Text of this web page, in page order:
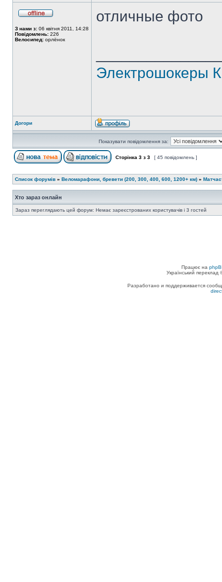
З нами з: 06 квітня 2011, 14:28
Повідомлень: 226
Велосипед: орлёнок
отличные фото
Электрошокеры
Догори
Показувати повідомлення за:
Сторінка 3 з 3 [ 45 повідомлень ]
Список форумів » Веломарафони, бревети (200, 300, 400, 600, 1200+ км) »
Хто зараз онлайн
Зараз переглядають цей форум: Немає зареєстрованих користувачів і 3 гостей
Працює на
Український
Разработано и поддерживается